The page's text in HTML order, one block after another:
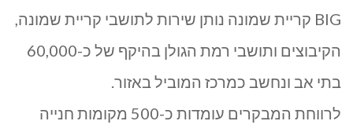
BIG קריית שמונה נותן שירות לתושבי קריית שמונה,
הקיבוצים ותושבי רמת הגולן בהיקף של כ-60,000
בתי אב ונחשב כמרכז המוביל באזור.
לרווחת המבקרים עומדות כ-500 מקומות חנייה